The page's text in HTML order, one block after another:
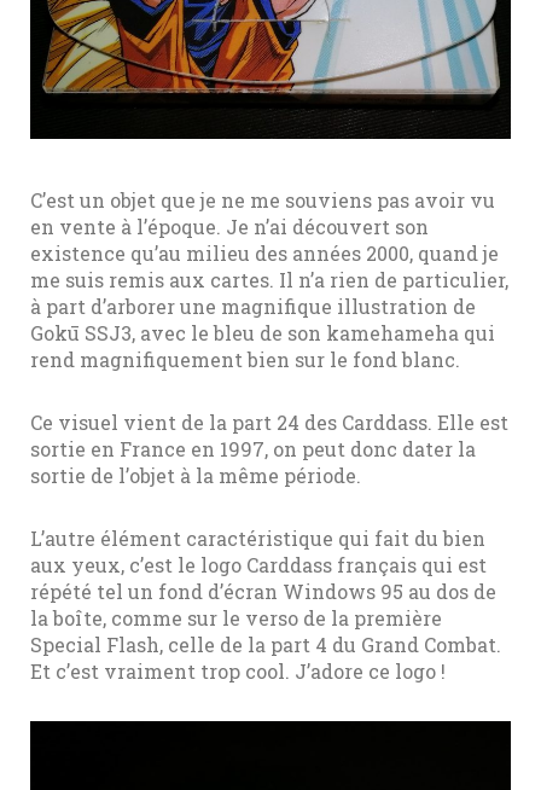
C’est un objet que je ne me souviens pas avoir vu
en vente à l’époque. Je n’ai découvert son
existence qu’au milieu des années 2000, quand je
me suis remis aux cartes. Il n’a rien de particulier,
à part d’arborer une magnifique illustration de
Gokū SSJ3, avec le bleu de son kamehameha qui
rend magnifiquement bien sur le fond blanc.
Ce visuel vient de la part 24 des Carddass. Elle est
sortie en France en 1997, on peut donc dater la
sortie de l’objet à la même période.
L’autre élément caractéristique qui fait du bien
aux yeux, c’est le logo Carddass français qui est
répété tel un fond d’écran Windows 95 au dos de
la boîte, comme sur le verso de la première
Special Flash, celle de la part 4 du Grand Combat.
Et c’est vraiment trop cool. J’adore ce logo !